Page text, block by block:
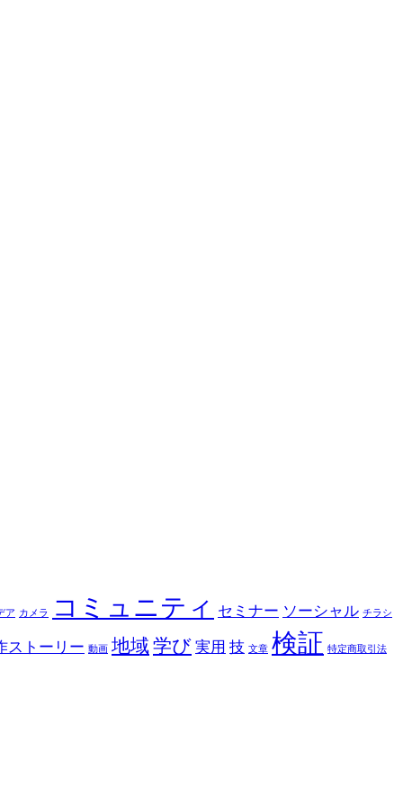
ア カメラ コミュニティ セミナー ソーシャル チラシ
ストーリー 動画 地域学び 実用 技 文章 検証 特定商取引法